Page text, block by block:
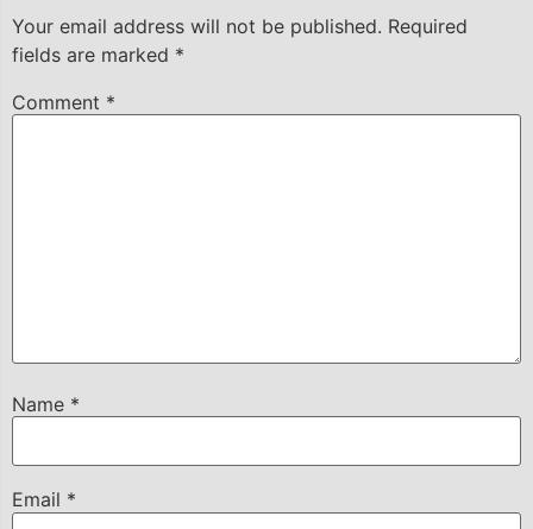
Your email address will not be published. Required
fields are marked *
Comment *
Name *
Email *